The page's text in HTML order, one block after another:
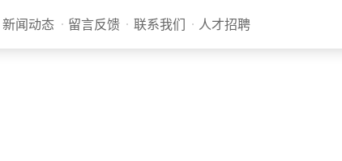
新闻动态 留言反馈 联系我们 人才招聘